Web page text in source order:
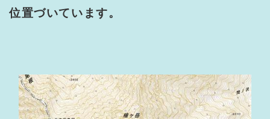
位置づいています。